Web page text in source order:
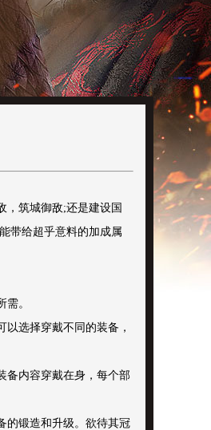
，筑城御敌;还是建设国
带给超乎意料的加成属
。
选择穿戴不同的装备，
备内容穿戴在身，每个部
的锻造和升级。欲待其冠